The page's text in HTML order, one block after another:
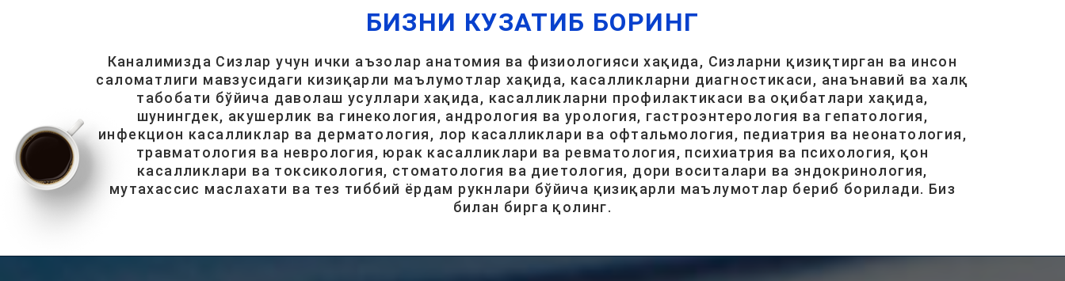
ОСТЕОХОНДРОЗ НИМА,
САБАБЛАРИ, ТУРЛАРИ,
АСОРАТЛАРИ. ...
ГАЙМОРИТ, БЕЛГИЛАРИ ВА
ТУРЛАРИ. ...
ГЕМАНГИОМА НИМА? ...
БИЗНИ КУЗАТИБ БОРИНГ
Каналимизда Сизлар учун ички аъзолар анатомия ва физиологияси хақида, Сизларни қизиқтирган ва инсон
саломатлиги мавзусидаги кизиқарли маълумотлар хақида, касалликларни диагностикаси, анаънавий ва халқ
табобати бўйича даволаш усуллари хақида, касалликларни профилактикаси ва оқибатлари хақида,
шунингдек, акушерлик ва гинекология, андрология ва урология, гастроэнтерология ва гепатология,
инфекцион касалликлар ва дерматология, лор касалликлари ва офтальмология, педиатрия ва неонатология,
травматология ва неврология, юрак касалликлари ва ревматология, психиатрия ва психология, қон
касалликлари ва токсикология, стоматология ва диетология, дори воситалари ва эндокринология,
мутахассис маслахати ва тез тиббий ёрдам рукнлари бўйича қизиқарли маълумотлар бериб борилади. Биз
билан бирга қолинг.